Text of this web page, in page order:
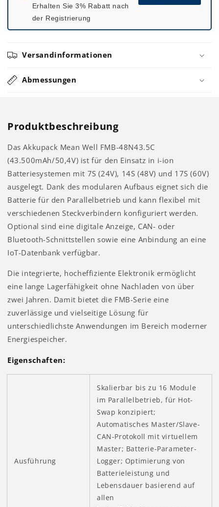
Erhalten Sie 3% Rabatt nach
der Registrierung
Versandinformationen
Abmessungen
Produktbeschreibung
Das Akkupack Mean Well FMB-48N43.5C
(43.500mAh/50,4V) ist für den Einsatz in i-ion
Batteriesystemen mit 7S (24V), 14S (48V) und 17S (60V)
ausgelegt. Dank des modularen Aufbaus eignet sich die
Batterie für den Parallelbetrieb und kann flexibel mit
verschiedenen Steckverbindern konfiguriert werden.
Optional sind eine digitale Anzeige, CAN- oder
Bluetooth-Schnittstellen sowie eine Anbindung an eine
IoT-Datenbank verfügbar.
Die integrierte, hocheffiziente Elektronik ermöglicht
eine lange Lagerfähigkeit ohne Nachladen von über
zwei Jahren. Damit bietet die FMB-Serie eine
zuverlässige und vielseitige Lösung für
unterschiedlichste Anwendungen im Bereich moderner
Energiespeicher.
Eigenschaften:
Ausführung
Skalierbar bis zu 16 Module
im Parallelbetrieb, für Hot-
Swap konzipiert;
Automatisches Master/Slave-
CAN-Protokoll mit virtuellem
Master; Batterie-Parameter-
Logger; Optimierung von
Batterieleistung und
Lebensdauer basierend auf
allen